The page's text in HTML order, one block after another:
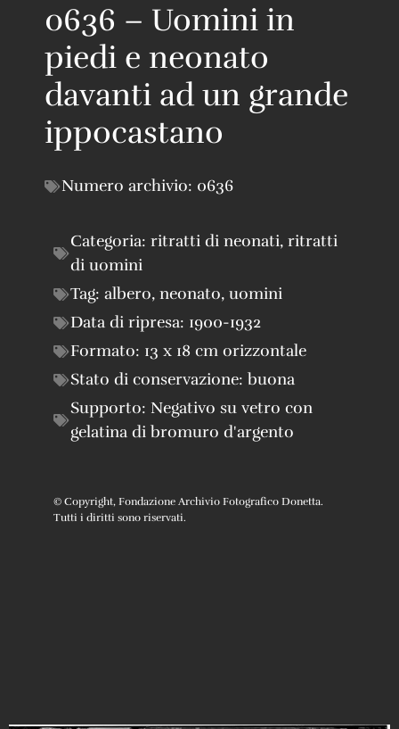
0636 – Uomini in
piedi e neonato
davanti ad un grande
ippocastano
Numero archivio: 0636
Categoria: ritratti di neonati, ritratti
di uomini
Tag: albero, neonato, uomini
Data di ripresa: 1900-1932
Formato: 13 x 18 cm orizzontale
Stato di conservazione: buona
Supporto: Negativo su vetro con
gelatina di bromuro d'argento
© Copyright, Fondazione Archivio Fotografico Donetta.
Tutti i diritti sono riservati.